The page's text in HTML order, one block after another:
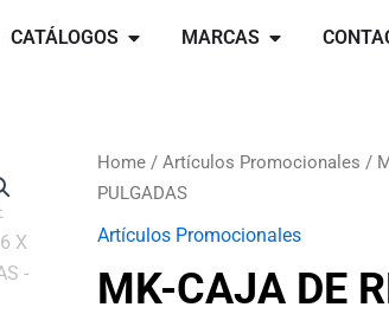
CATÁLOGOS Open catálogosMARCAS Open Marcas
Home / Artículos Promocionales /
PULGADAS
Artículos Promocionales
MK-CAJA DE
MK-
CAJA
DE
CIRIL